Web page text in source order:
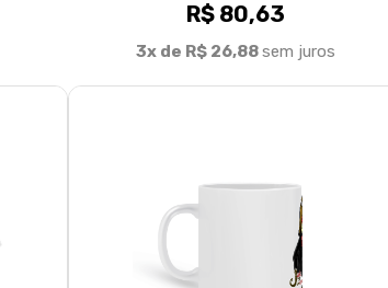
R$ 80,63
3x de R$ 26,88sem juros